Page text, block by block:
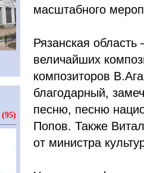
масштабного
Рязанская
величайших
композиторов
благодарный,
песню, песню
Попов. Также
от министра
(95)